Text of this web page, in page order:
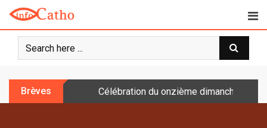
o
Brèves Célébration du onzième dimanche